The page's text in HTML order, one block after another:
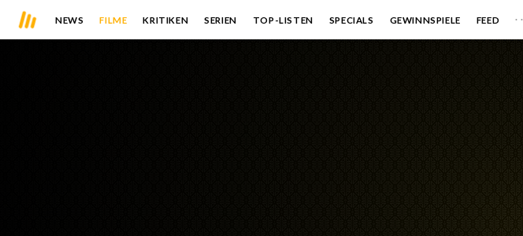
NEWS FILME KRITIKEN SERIEN TOP-LISTEN SPECIALS GEWINNSPIELE FEED .